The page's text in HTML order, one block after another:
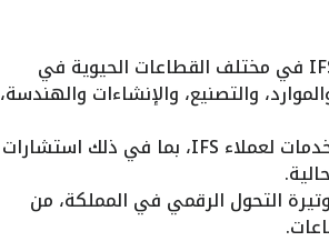
ستقوم SBM بتوسيع نطاق حلول IFS في مختلف القطاعات الحيوية في
والتصنيع، والإنشاءات والهندسة،
ستقدم SBM مجموعة واسعة من الخدمات لعملاء IFS، بما في ذلك استشارات
التحول الرقمي في المملكة، من